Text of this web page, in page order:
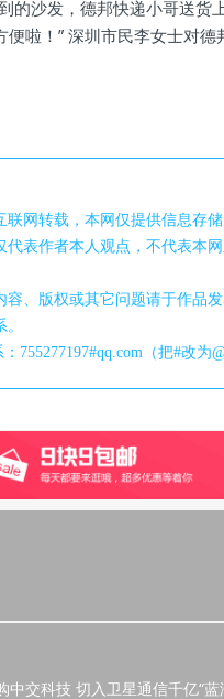
的沙发，德邦快递小哥送货
便啦！” 深圳市民李女士对德
联网转载，本网仅提供信息存储
代表作者本人观点，不代表本
容、版权或其它问题请于作品
755277197#qq.com（把#改为@
中交科技 切入卫星通信千亿“蓝